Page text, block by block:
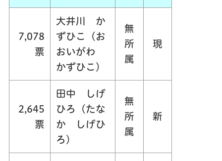
7,078
票
大井川 か
ずひこ（お
おいがわ
かずひこ）
無
所
属
現
2,645
票
田中 しげ
ひろ（たな
か しげひ
ろ）
無
所
属
新